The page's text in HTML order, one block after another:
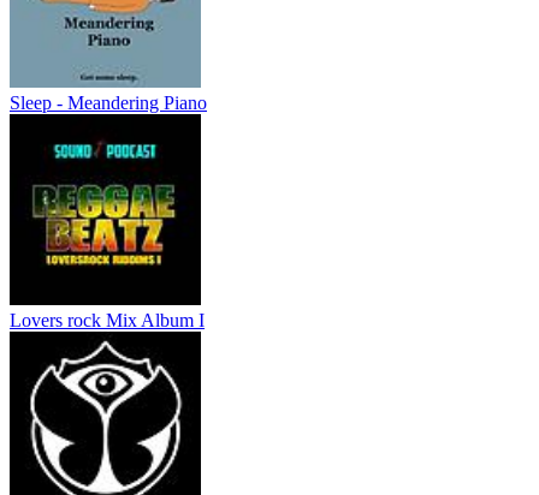
Sleep - Meandering Piano
Lovers rock Mix Album I